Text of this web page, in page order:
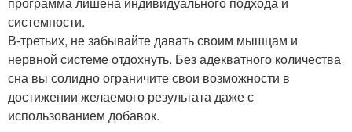
системности.
В-третьих, не забывайте давать своим мышцам и
нервной системе отдохнуть. Без адекватного количества
сна вы солидно ограничите свои возможности в
достижении желаемого результата даже с
использованием добавок.